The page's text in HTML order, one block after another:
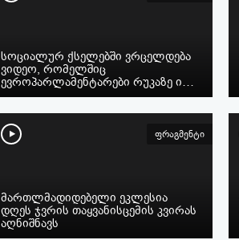
სოციალურ ქსელებში ვრცელდება
ვიდეო, რომელშიც
ევროპარლამენტარები რუკაზე ი…
ფრაგმენტი
მართლმადიდებელი ეკლესია
დღეს ჯვრის თაყვანისცემის კვირას
აღნიშნავს